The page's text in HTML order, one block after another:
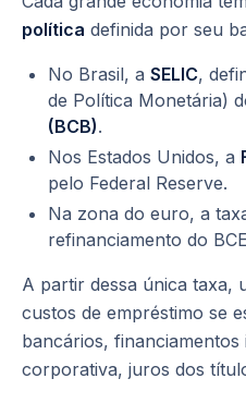
política definida por seu
No Brasil, a SELIC,
de Política Monetária)
(BCB).
Nos Estados Unidos, a
pelo Federal Reserve.
Na zona do euro, a
refinanciamento do
A partir dessa única taxa,
custos de empréstimo se
bancários, financiamentos
corporativa, juros dos